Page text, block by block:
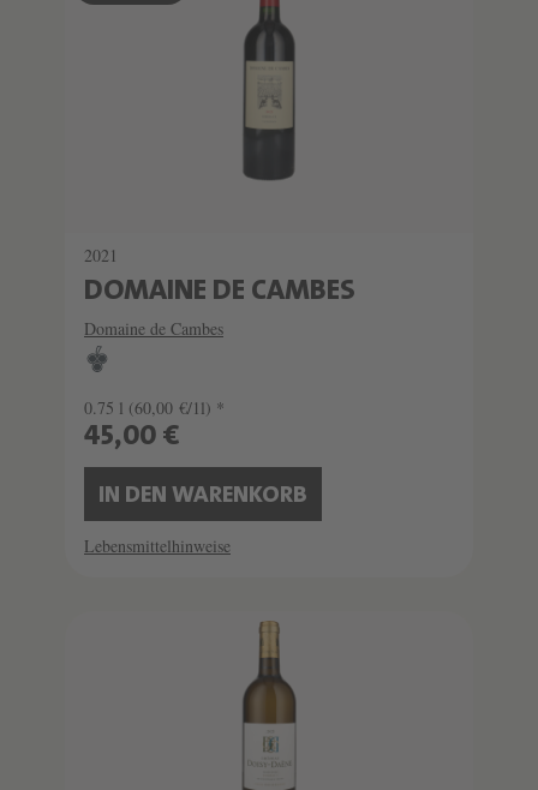
2021
DOMAINE DE CAMBES
Domaine de Cambes
0.75 l (60,00 €/1l) *
45,00 €
IN DEN WARENKORB
Lebensmittelhinweise